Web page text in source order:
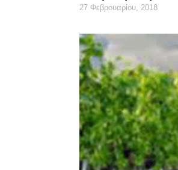
27 Φεβρουαρίου, 2018